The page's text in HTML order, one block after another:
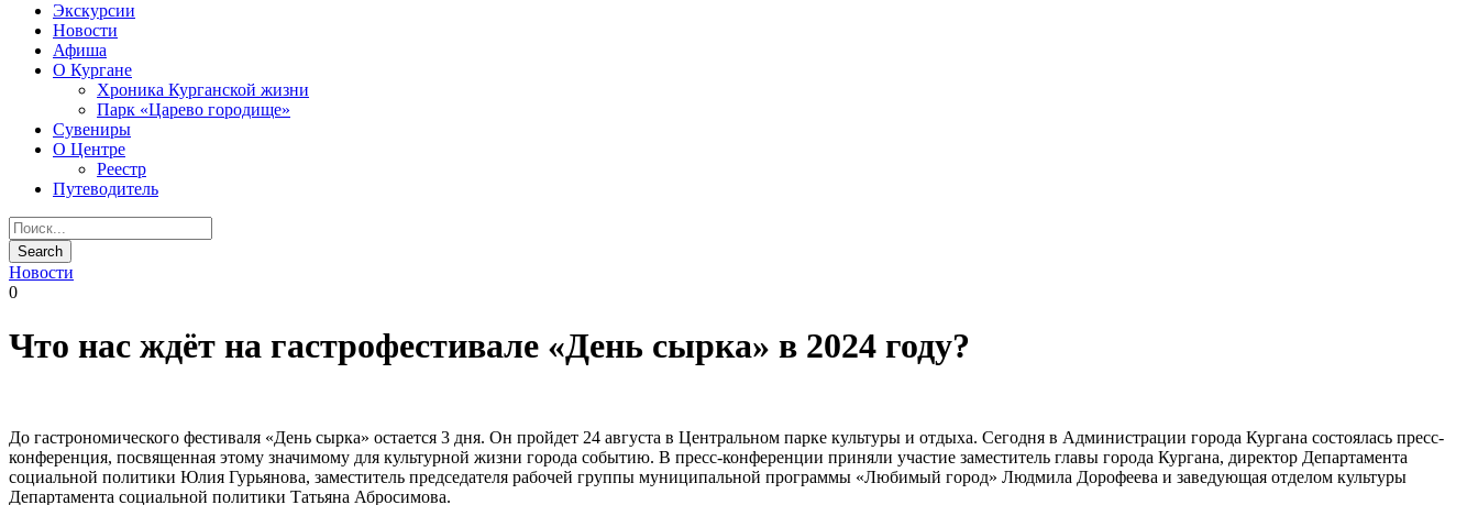
Экскурсии
Новости
Афиша
О Кургане
Хроника Курганской жизни
Парк «Царево городище»
Сувениры
О Центре
Реестр
Путеводитель
Новости
0
Что нас ждёт на гастрофестивале «День сырка» в 2024 году?
До гастрономического фестиваля «День сырка» остается 3 дня. Он пройдет 24 августа в Центральном парке культуры и отдыха. Сегодня в Администрации города Кургана состоялась пресс-
конференция, посвященная этому значимому для культурной жизни города событию. В пресс-конференции приняли участие заместитель главы города Кургана, директор Департамента
социальной политики Юлия Гурьянова, заместитель председателя рабочей группы муниципальной программы «Любимый город» Людмила Дорофеева и заведующая отделом культуры
Департамента социальной политики Татьяна Абросимова.